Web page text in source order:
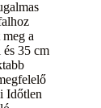
a
és 35 cm
Időtlen